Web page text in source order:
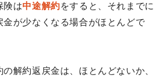
険は中途解約をすると、それまでに
が少なくなる場合がほとんどで
解約返戻金は、ほとんどないか、